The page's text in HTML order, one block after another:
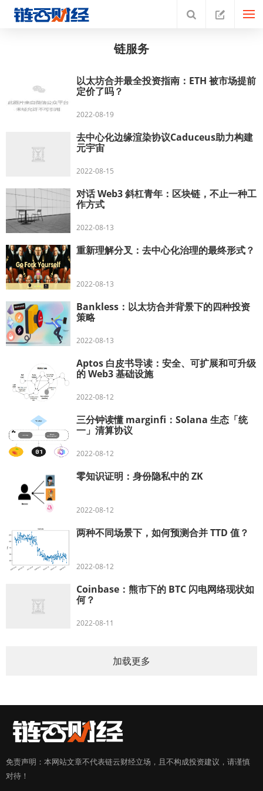
链服务
以太坊合并最全投资指南：ETH 被市场提前
定价了吗？
2022-08-19
去中心化边缘渲染协议Caduceus助力构建
元宇宙
2022-08-15
对话 Web3 斜杠青年：区块链，不止一种工
作方式
2022-08-13
重新理解分叉：去中心化治理的最终形式？
2022-08-13
Bankless：以太坊合并背景下的四种投资
策略
2022-08-13
Aptos 白皮书导读：安全、可扩展和可升级
的 Web3 基础设施
2022-08-12
三分钟读懂 marginfi：Solana 生态「统
一」清算协议
2022-08-12
零知识证明：身份隐私中的 ZK
2022-08-12
两种不同场景下，如何预测合并 TTD 值？
2022-08-12
Coinbase：熊市下的 BTC 闪电网络现状如
何？
2022-08-11
加载更多
免责声明：本网站文章不代表链云财经立场，且不构成投资建议，请谨慎
对待！